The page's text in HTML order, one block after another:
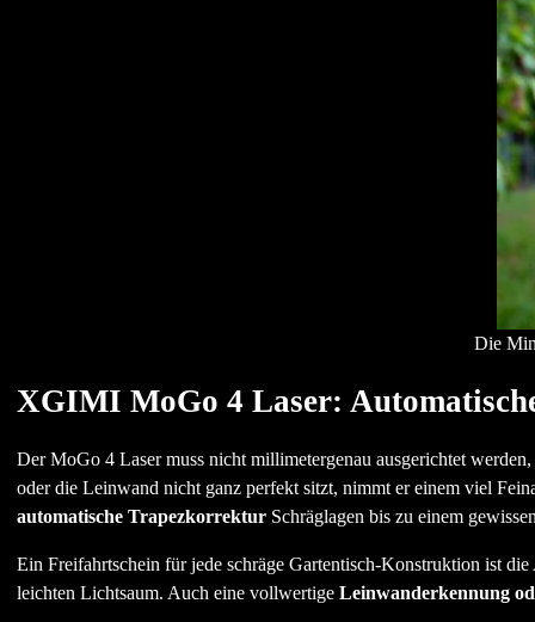
Die
XGIMI MoGo 4 Laser:
Der MoGo 4 Laser muss nicht millimetergenau ausgerichtet
oder die Leinwand nicht ganz perfekt sitzt, nimmt er einem viel
automatische TrapezkorrekturSchräglagen bis zu einem
Ein Freifahrtschein für jede schräge Gartentisch-Konstruktion ist
leichten Lichtsaum. Auch eine vollwertige Leinwanderkennung